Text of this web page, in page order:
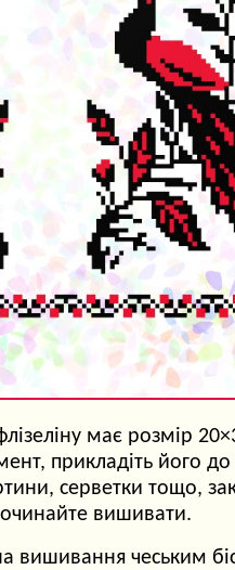
має розмір
прикладіть його до
серветки тощо,
вишивати.
вишивання чеським